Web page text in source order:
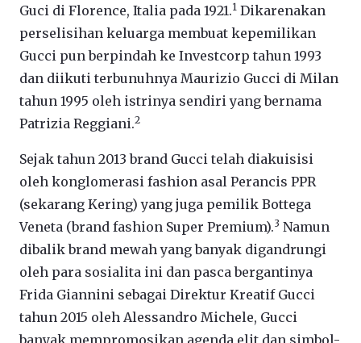
Guci di Florence, Italia pada 1921.1 Dikarenakan
perselisihan keluarga membuat kepemilikan
Gucci pun berpindah ke Investcorp tahun 1993
dan diikuti terbunuhnya Maurizio Gucci di Milan
tahun 1995 oleh istrinya sendiri yang bernama
Patrizia Reggiani.2
Sejak tahun 2013 brand Gucci telah diakuisisi
oleh konglomerasi fashion asal Perancis PPR
(sekarang Kering) yang juga pemilik Bottega
Veneta (brand fashion Super Premium).3 Namun
dibalik brand mewah yang banyak digandrungi
oleh para sosialita ini dan pasca bergantinya
Frida Giannini sebagai Direktur Kreatif Gucci
tahun 2015 oleh Alessandro Michele, Gucci